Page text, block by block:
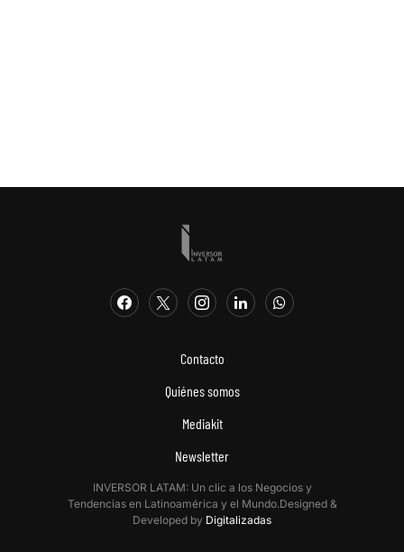
Contacto
Quiénes somos
Mediakit
Newsletter
INVERSOR LATAM: Un clic a los Negocios y
Tendencias en Latinoamérica y el Mundo.Designed &
Developed by Digitalizadas